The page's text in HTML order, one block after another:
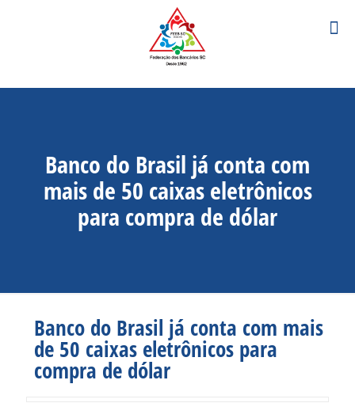
Banco do Brasil já conta com
mais de 50 caixas eletrônicos
para compra de dólar
Banco do Brasil já conta com mais
de 50 caixas eletrônicos para
compra de dólar